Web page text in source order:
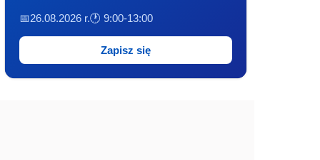
📅26.08.2026 r.🕐 9:00-13:00
Zapisz się